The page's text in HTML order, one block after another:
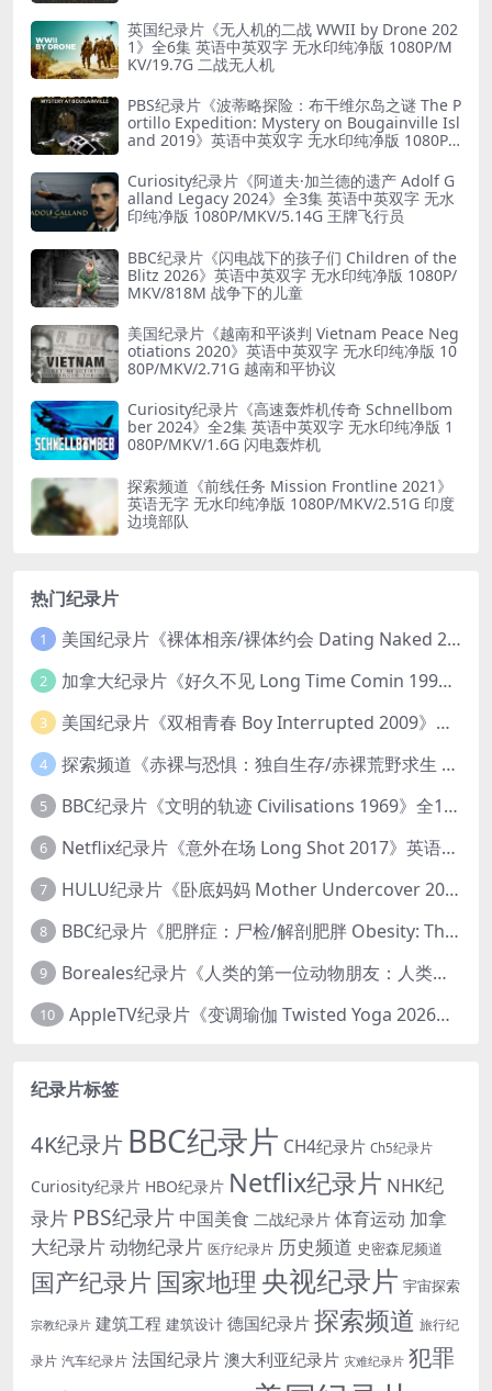
英国纪录片《无人机的二战 WWII by Drone 202
1》全6集 英语中英双字 无水印纯净版 1080P/M
KV/19.7G 二战无人机
PBS纪录片《波蒂略探险：布干维尔岛之谜 The P
ortillo Expedition: Mystery on Bougainville Isl
and 2019》英语中英双字 无水印纯净版 1080P/
Curiosity纪录片《阿道夫·加兰德的遗产 Adolf G
alland Legacy 2024》全3集 英语中英双字 无水
印纯净版 1080P/MKV/5.14G 王牌飞行员
BBC纪录片《闪电战下的孩子们 Children of the
Blitz 2026》英语中英双字 无水印纯净版 1080P/
MKV/818M 战争下的儿童
美国纪录片《越南和平谈判 Vietnam Peace Neg
otiations 2020》英语中英双字 无水印纯净版 10
80P/MKV/2.71G 越南和平协议
Curiosity纪录片《高速轰炸机传奇 Schnellbom
ber 2024》全2集 英语中英双字 无水印纯净版 1
080P/MKV/1.6G 闪电轰炸机
探索频道《前线任务 Mission Frontline 2021》
英语无字 无水印纯净版 1080P/MKV/2.51G 印度
边境部队
热门纪录片
1 美国纪录片《裸体相亲/裸体约会 Dating Naked 2014-2016》第1-3季全33集 英语中英双字 无水印纯净版 1080P/MKV/85.6G 裸体相亲真人秀
2 加拿大纪录片《好久不见 Long Time Comin 1993》英语中英双字 官方纯净版 1080P/MKV/1G 女同性艺术家
3 美国纪录片《双相青春 Boy Interrupted 2009》英语中英双字 官方纯净版 1080P/MKV/1.43G 青少年躁郁症
4 探索频道《赤裸与恐惧：独自生存/赤裸荒野求生 Naked and Afraid: Solo 2023》第一季全8集 英语中英双字 官方纯净版 高码1080P/MKV/45.4G
5 BBC纪录片《文明的轨迹 Civilisations 1969》全13集 英语中英双字 高清收藏版 1080P/MKV/64.1G 西方艺术史话
6 Netflix纪录片《意外在场 Long Shot 2017》英语中字 720P/NKV/1.06GB 美国谋杀误判案件
7 HULU纪录片《卧底妈妈 Mother Undercover 2023》全4集 英语中英双字 官方纯净版 1080P/MKV/7.6G 拯救孩子
8 BBC纪录片《肥胖症：尸检/解剖肥胖 Obesity: The Post Mortem 2016》英语中英双字 无水印纯净版 1080P/MKV/1.03G
9 Boreales纪录片《人类的第一位动物朋友：人类和狗的神奇故事 Man’s First Friend 2018》英语中英双字 1080P/MP4/1.8G 狗的神奇故事
10 AppleTV纪录片《变调瑜伽 Twisted Yoga 2026》全3集 英语中英双字 无水印纯净版 1080P/MKV/10G 瑜伽大师背后的真相
纪录片标签
4K纪录片 BBC纪录片 CH4纪录片 Ch5纪录片
Curiosity纪录片 HBO纪录片 Netflix纪录片 NHK纪
录片 PBS纪录片 中国美食 二战纪录片 体育运动 加拿
大纪录片动物纪录片 医疗纪录片 历史频道 史密森尼频道
国产纪录片 国家地理 央视纪录片 宇宙探索
宗教纪录片 建筑工程 建筑设计 德国纪录片 探索频道 旅行纪
录片 汽车纪录片 法国纪录片 澳大利亚纪录片 灾难纪录片 犯罪